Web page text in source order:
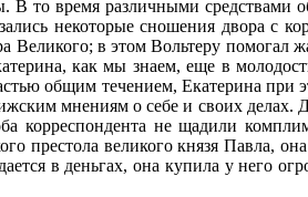
то время различными средствами
некоторые сношения двора с
в этом Вольтеру помогал
как мы знаем, еще в
общим течением, Екатерина при
мнениям о себе и своих
корреспондента не щадили
престола великого князя Павла,
в деньгах, она купила у него